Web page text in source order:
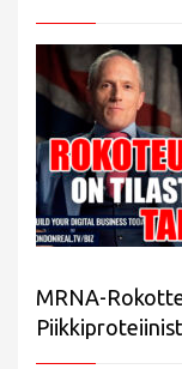
MRNA-